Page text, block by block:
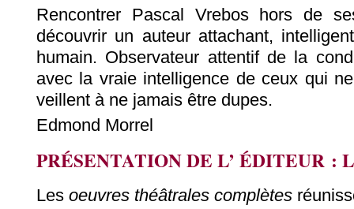
Rencontrer Pascal Vrebos hors de
découvrir un auteur attachant,
humain. Observateur attentif de la
avec la vraie intelligence de ceux qui
veillent à ne jamais être dupes.
Edmond Morrel
PRÉSENTATION DE L’ ÉDITEUR :
Les oeuvres théâtrales complètes